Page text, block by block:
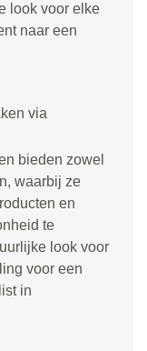
look voor elke
naar een
via
bieden zowel
waarbij ze
en
te
look voor
voor een
in